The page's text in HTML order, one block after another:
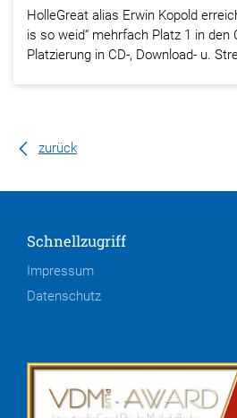
HolleGreat alias Erwin Kopold
is so weid“ mehrfach Platz 1 in den
Platzierung in CD-, Download- u.
zurück
Schnellzugriff
Impressum
Datenschutz